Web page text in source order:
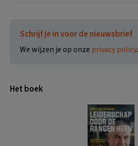
Schrijf je in voor de nieuwsbrief
We wijzen je op onze privacy policy.
Het boek